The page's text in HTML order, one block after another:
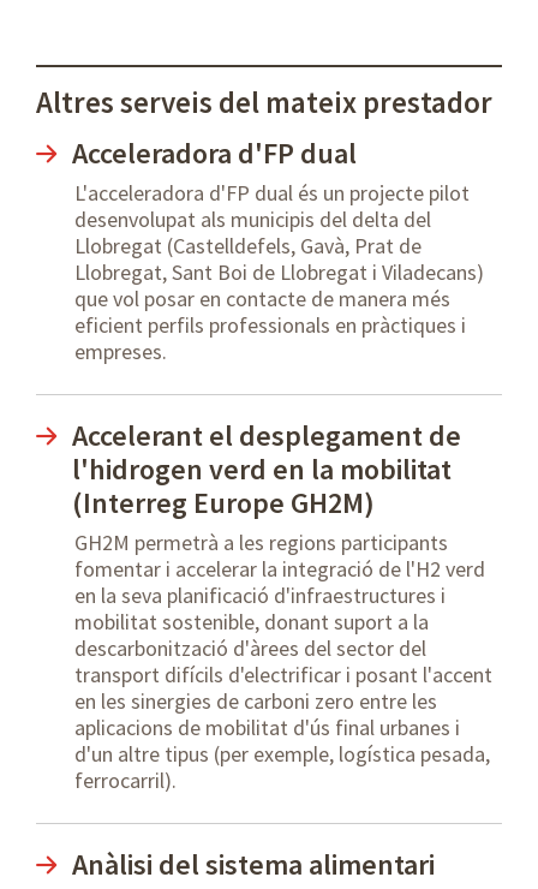
Altres serveis del mateix prestador
Acceleradora d'FP dual
L'acceleradora d'FP dual és un projecte pilot
desenvolupat als municipis del delta del
Llobregat (Castelldefels, Gavà, Prat de
Llobregat, Sant Boi de Llobregat i Viladecans)
que vol posar en contacte de manera més
eficient perfils professionals en pràctiques i
empreses.
Accelerant el desplegament de
l'hidrogen verd en la mobilitat
(Interreg Europe GH2M)
GH2M permetrà a les regions participants
fomentar i accelerar la integració de l'H2 verd
en la seva planificació d'infraestructures i
mobilitat sostenible, donant suport a la
descarbonització d'àrees del sector del
transport difícils d'electrificar i posant l'accent
en les sinergies de carboni zero entre les
aplicacions de mobilitat d'ús final urbanes i
d'un altre tipus (per exemple, logística pesada,
ferrocarril).
Anàlisi del sistema alimentari